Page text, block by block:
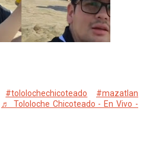
#tololochechicoteado
#mazatlan
♬ Tololoche Chicoteado - En Vivo -